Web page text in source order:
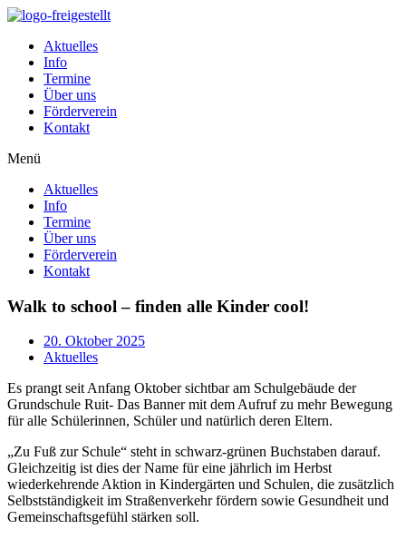
Zum
wechselnAktuelles
Info
Termine
Über uns
Förderverein
Kontakt
Menü
Aktuelles
Info
Termine
Über uns
Förderverein
Kontakt
Walk to school – finden alle Kinder cool!
20. Oktober 2025
Aktuelles
Es prangt seit Anfang Oktober sichtbar am Schulgebäude der
Grundschule Ruit- Das Banner mit dem Aufruf zu mehr Bewegung
für alle Schülerinnen, Schüler und natürlich deren Eltern.
„Zu Fuß zur Schule“ steht in schwarz-grünen Buchstaben darauf.
Gleichzeitig ist dies der Name für eine jährlich im Herbst
wiederkehrende Aktion in Kindergärten und Schulen, die zusätzlich
Selbstständigkeit im Straßenverkehr fördern sowie Gesundheit und
Gemeinschaftsgefühl stärken soll.